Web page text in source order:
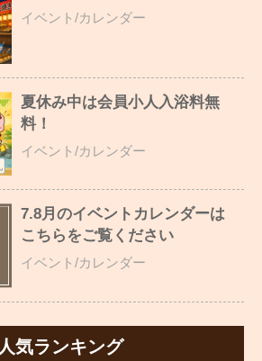
イベント/カレンダー
夏休み中は会員小人入浴料無
料！
イベント/カレンダー
7.8月のイベントカレンダーは
こちらをご覧ください
イベント/カレンダー
人気ランキング